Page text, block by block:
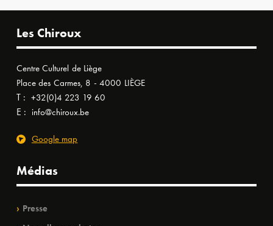
Les Chiroux
Centre Culturel de Liège
Place des Carmes, 8 - 4000 LIÈGE
T : +32(0)4 223 19 60
E : info@chiroux.be
Google map
Médias
Presse